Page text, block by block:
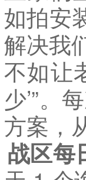
如拍安
解决我
不如让
少’”。
方案，
战区每